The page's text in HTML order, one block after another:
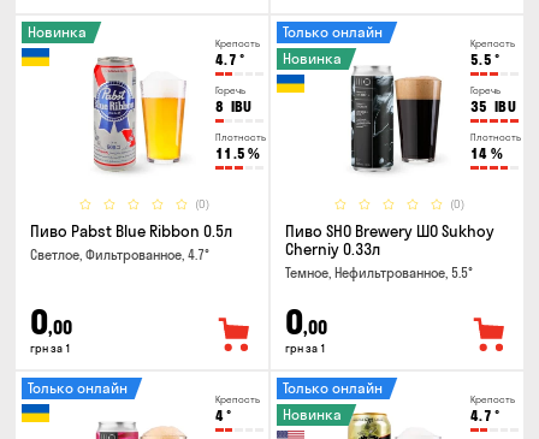
Крепость
4.7 °
Горечь
8 IBU
Плотность
11.5 %
(0)
Новинка
Пиво Pabst Blue Ribbon 0.5л
Светлое, Фильтрованное, 4.7°
0,00
грн за 1
Крепость
5.5 °
Горечь
35 IBU
Плотность
14 %
(0)
Только онлайн
Новинка
Пиво SHO Brewery ШО Sukhoy
Cherniy 0.33л
Темное, Нефильтрованное, 5.5°
0,00
грн за 1
Крепость
4°
Только онлайн
Крепость
4.7 °
Только онлайн
Новинка